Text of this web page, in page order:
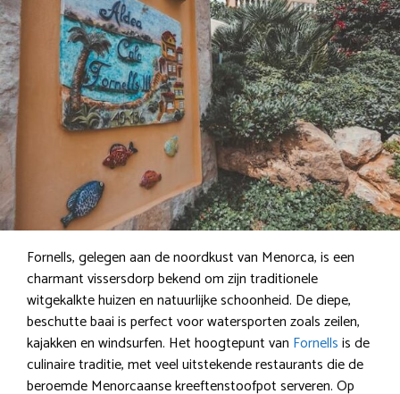
Fornells, gelegen aan de noordkust van Menorca, is een
charmant vissersdorp bekend om zijn traditionele
witgekalkte huizen en natuurlijke schoonheid. De diepe,
beschutte baai is perfect voor watersporten zoals zeilen,
kajakken en windsurfen. Het hoogtepunt van Fornellsis de
culinaire traditie, met veel uitstekende restaurants die de
beroemde Menorcaanse kreeftenstoofpot serveren. Op